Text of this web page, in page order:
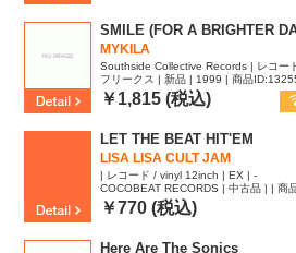
SMILE (FOR A BRIGHTER
MYKILA
Southside Collective Records | レコー
S | S
フリークス | 新品 | 1999 | 商品
￥1,815 (税込)
LET THE BEAT HIT'EM
LISA LISA CULT JAM
| レコード / vinyl 12inch | EX | -
COCOBEAT RECORDS | 中古品 | | 商
￥770 (税込)
Here Are The Sonics